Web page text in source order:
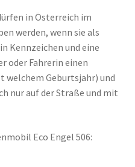
in Österreich im
werden, wenn sie als
Kennzeichen und eine
oder Fahrerin einen
welchem Geburtsjahr) und
nur auf der Straße und mit
Eco Engel 506: